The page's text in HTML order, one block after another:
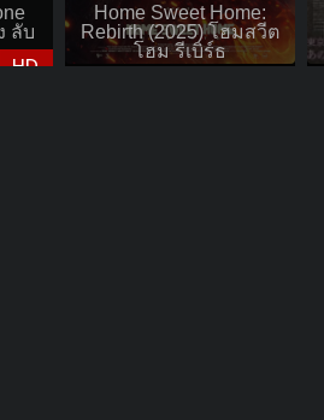
ลับ
HD
Home Sweet Home:
Rebirth (2025) โฮมสวีต
โฮม รีเบิร์ธ